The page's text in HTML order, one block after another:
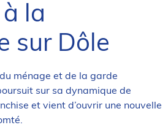
la
sur Dôle
ménage et de la garde
sur sa dynamique de
et vient d’ouvrir une nouvelle